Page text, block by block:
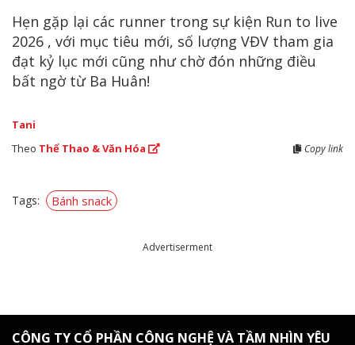
Hẹn gặp lại các runner trong sự kiện Run to live
2026 , với mục tiêu mới, số lượng VĐV tham gia
đạt kỷ lục mới cũng như chờ đón những điều
bất ngờ từ Ba Huân!
Tani
Theo Thể Thao & Văn Hóa Copy link
Tags: Bánh snack
Advertiserment
CÔNG TY CỔ PHẦN CÔNG NGHỆ VÀ TẦM NHÌN YÊU